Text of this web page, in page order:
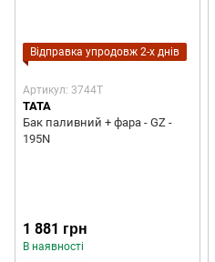
Відправка упродовж 2-х днів
Артикул: 3744T
TATA
Бак паливний + фара - GZ -
195N
1 881 грн
В наявності